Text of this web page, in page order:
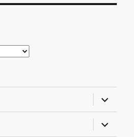
almenü
almenü